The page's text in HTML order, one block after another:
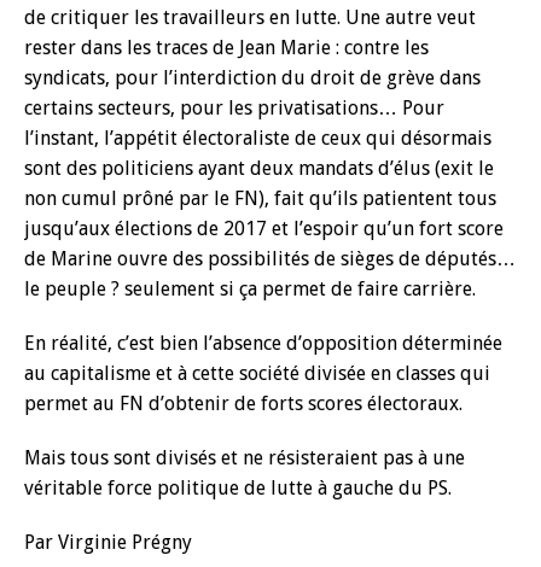
de critiquer les travailleurs en lutte. Une autre veut
rester dans les traces de Jean Marie : contre les
syndicats, pour l’interdiction du droit de grève dans
certains secteurs, pour les privatisations… Pour
l’instant, l’appétit électoraliste de ceux qui désormais
sont des politiciens ayant deux mandats d’élus (exit le
non cumul prôné par le FN), fait qu’ils patientent tous
jusqu’aux élections de 2017 et l’espoir qu’un fort score
de Marine ouvre des possibilités de sièges de députés…
le peuple ? seulement si ça permet de faire carrière.
En réalité, c’est bien l’absence d’opposition déterminée
au capitalisme et à cette société divisée en classes qui
permet au FN d’obtenir de forts scores électoraux.
Mais tous sont divisés et ne résisteraient pas à une
véritable force politique de lutte à gauche du PS.
Par Virginie Prégny